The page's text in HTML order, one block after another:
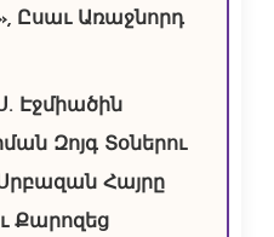
Ըսաւ Առաջնորդ
Էջմիածին
Զոյգ Տօներու
Հայրը
Քարոզեց